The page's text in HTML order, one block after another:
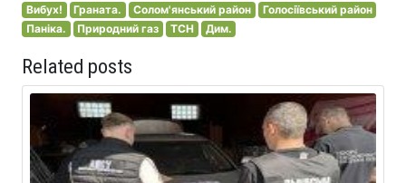
Вибух!
Граната. Солом'янський район
Голосіївський район
Паніка.
Природний газ ТСН Дим.
Related posts